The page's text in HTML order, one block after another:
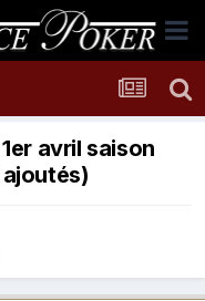
avril saison